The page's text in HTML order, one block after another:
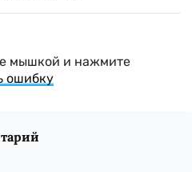
мышкой и нажмите
ошибку